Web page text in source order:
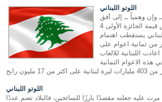
اللوتو اللبناني
وإن وهمياً ــ إلى أفق
مشرق، يجدون في لعبة اللوتو مساحة تحمل أملاً براحة ماديّة. اليوم، تفوق قيمة الجائزة الأولى 4
يستقطب اهتمام
من ثمانية اعوام على
اللبنانية للالعاب
وفي هذه الاعوام الثمانية
اللوتو اللبناني
عليه جعلته مقصدًا بارزًا للسائحين، فالبلاد تضم عددًا